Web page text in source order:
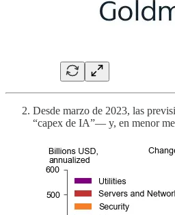
Desde marzo de 2023, las
“capex de IA”— y, en menor